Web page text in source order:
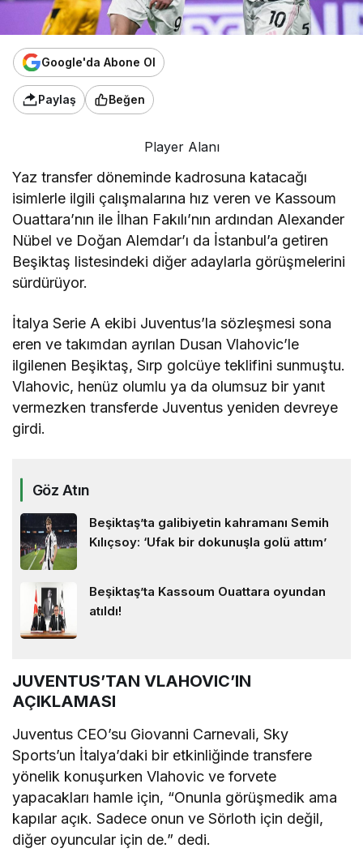
Google'da Abone Ol
Paylaş Beğen
Player Alanı
Yaz transfer döneminde kadrosuna katacağı
isimlerle ilgili çalışmalarına hız veren ve Kassoum
Ouattara’nın ile İlhan Fakılı’nın ardından Alexander
Nübel ve Doğan Alemdar’ı da İstanbul’a getiren
Beşiktaş listesindeki diğer adaylarla görüşmelerini
sürdürüyor.
İtalya Serie A ekibi Juventus’la sözleşmesi sona
eren ve takımdan ayrılan Dusan Vlahovic’le
ilgilenen Beşiktaş, Sırp golcüye teklifini sunmuştu.
Vlahovic, henüz olumlu ya da olumsuz bir yanıt
vermezken transferde Juventus yeniden devreye
girdi.
Göz Atın
Beşiktaş’ta galibiyetin kahramanı Semih
Kılıçsoy: ‘Ufak bir dokunuşla golü attım’
Beşiktaş’ta Kassoum Ouattara oyundan
atıldı!
JUVENTUS’TAN VLAHOVIC’IN
AÇIKLAMASI
Juventus CEO’su Giovanni Carnevali, Sky
Sports’un İtalya’daki bir etkinliğinde transfere
yönelik konuşurken Vlahovic ve forvete
yapacakları hamle için, “Onunla görüşmedik ama
kapılar açık. Sadece onun ve Sörloth için değil,
diğer oyuncular için de.” dedi.